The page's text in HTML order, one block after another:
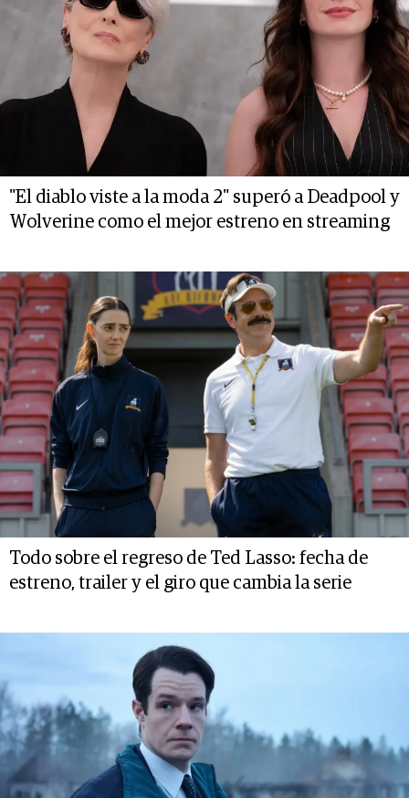
"El diablo viste a la moda 2" superó a Deadpool y
Wolverine como el mejor estreno en streaming
Todo sobre el regreso de Ted Lasso: fecha de
estreno, trailer y el giro que cambia la serie